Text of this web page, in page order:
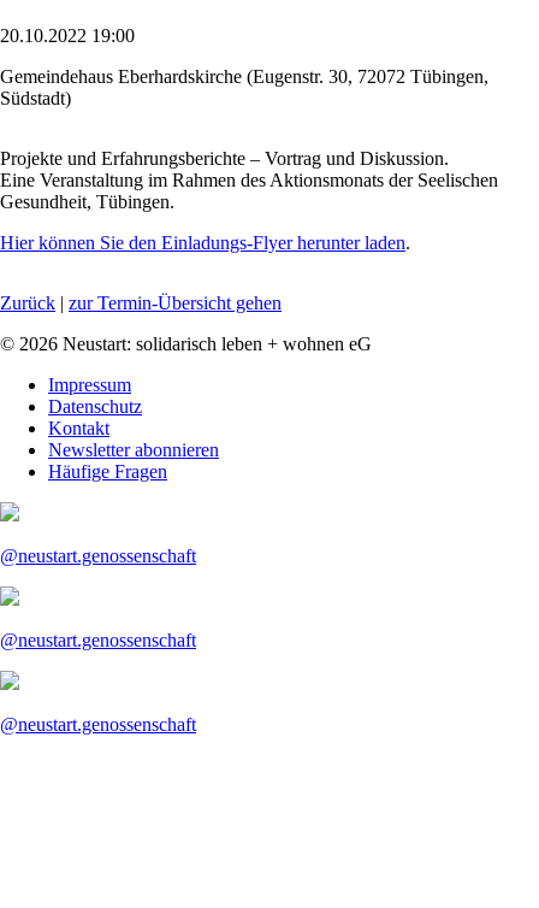
20.10.2022 19:00
Gemeindehaus Eberhardskirche (Eugenstr. 30, 72072 Tübingen,
Südstadt)
Projekte und Erfahrungsberichte – Vortrag und Diskussion.
Eine Veranstaltung im Rahmen des Aktionsmonats der Seelischen
Gesundheit, Tübingen.
Hier können Sie den Einladungs-Flyer herunter laden.
Zurück | zur Termin-Übersicht gehen
© 2026 Neustart: solidarisch leben + wohnen eG
überspringen
Impressum
Datenschutz
Kontakt
Newsletter abonnieren
Häufige Fragen
@neustart.genossenschaft
@neustart.genossenschaft
@neustart.genossenschaft